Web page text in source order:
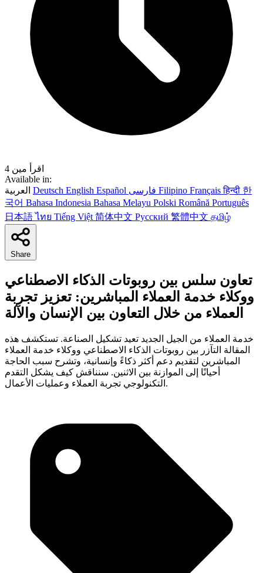
4 اقرأ مين
Available in:
Deutsch English Español Filipino Françaisहिन्दी 한
국어 Bahasa Indonesia Bahasa Melayu Polski Română Português
日本語ไทย Tiếng Việt 简体中文 Русский 繁體中文 தமிழ்
Share
تعاون سلس بين روبوتات الذكاء الاصطناعي
ووكلاء خدمة العملاء المباشرين: تعزيز تجربة
العملاء من خلال التعاون بين الإنسان والآلة
خدمة العملاء من الجيل الجديد تعيد تشكيل الصناعة. تستكشف هذه
المقالة التآزر بين روبوتات الذكاء الاصطناعي ووكلاء خدمة العملاء
المباشرين لتقديم دعم أكثر ذكاءً وإنسانية، وتشرح سبب الحاجة
أحيانًا إلى الموازنة بين الاثنين. سنناقش كيف يشكل التقدم
التكنولوجي تجربة العملاء وعمليات الأعمال.